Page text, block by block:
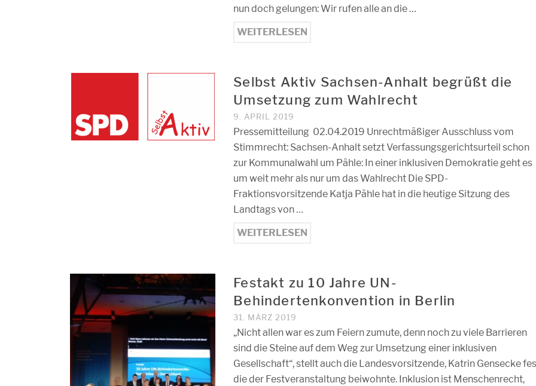
nun doch gelungen: Wir rufen alle an die …
WEITERLESEN
Selbst Aktiv Sachsen-Anhalt begrüßt die
Umsetzung zum Wahlrecht
9. APRIL 2019
Pressemitteilung 02.04.2019 Unrechtmäßiger Ausschluss vom
Stimmrecht: Sachsen-Anhalt setzt Verfassungsgerichtsurteil schon
zur Kommunalwahl um Pähle: In einer inklusiven Demokratie geht es
um weit mehr als nur um das Wahlrecht Die SPD-
Fraktionsvorsitzende Katja Pähle hat in die heutige Sitzung des
Landtags von …
WEITERLESEN
Festakt zu 10 Jahre UN-
Behindertenkonvention in Berlin
31. MÄRZ 2019
„Nicht allen war es zum Feiern zumute, denn noch zu viele Barrieren
sind die Steine auf dem Weg zur Umsetzung einer inklusiven
Gesellschaft“, stellt auch die Landesvorsitzende, Katrin Gensecke
die der Festveranstaltung beiwohnte. Inklusion ist Menschenrecht,